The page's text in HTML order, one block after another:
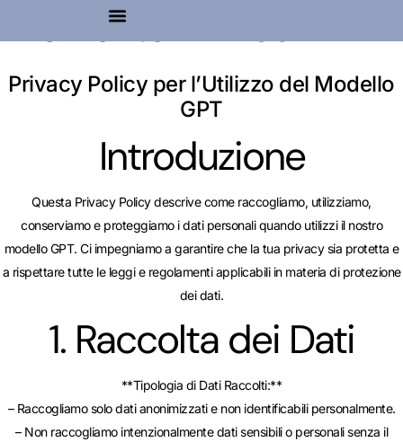
Elementor #2185
Privacy Policy per l’Utilizzo del Modello
GPT
Introduzione
Questa Privacy Policy descrive come raccogliamo, utilizziamo,
conserviamo e proteggiamo i dati personali quando utilizzi il nostro
modello GPT. Ci impegniamo a garantire che la tua privacy sia protetta e
a rispettare tutte le leggi e regolamenti applicabili in materia di protezione
dei dati.
1. Raccolta dei Dati
**Tipologia di Dati Raccolti:**
– Raccogliamo solo dati anonimizzati e non identificabili personalmente.
– Non raccogliamo intenzionalmente dati sensibili o personali senza il